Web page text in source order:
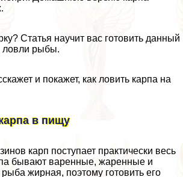
Статья научит вас готовить данный
ловли рыбы.
и покажет, как ловить карпа на
в пищу
карп поступает пpaктически весь
бывают варенные, жаренные и
жирная, поэтому готовить его